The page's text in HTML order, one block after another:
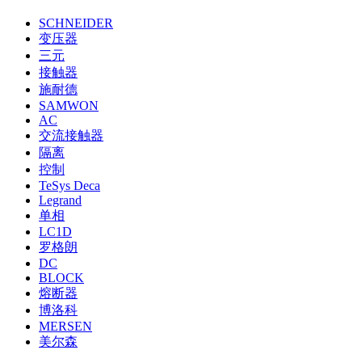
SCHNEIDER
变压器
三元
接触器
施耐德
SAMWON
AC
交流接触器
隔离
控制
TeSys Deca
Legrand
单相
LC1D
罗格朗
DC
BLOCK
熔断器
博洛科
MERSEN
美尔森